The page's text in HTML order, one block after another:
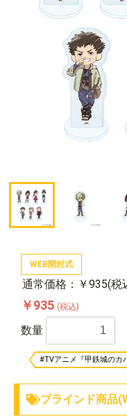
WEB開封式
通常価格：￥935(税
￥935 (税込)
数量
#TVアニメ『甲鉄城のカ
ブラインド商品